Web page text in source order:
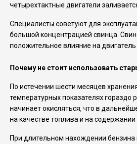
четырехтактные двигатели
Специалисты советуют для
большой концентрацией свинца.
положительное влияние на
Почему не стоит использовать
По истечении шести месяцев
температурных показателях гораздо
начинает окисляться, что в
на качестве топлива и на содержании
При длительном нахождении бензина